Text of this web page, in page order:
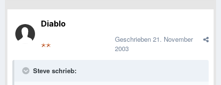
Diablo
Geschrieben 21. November
2003
Steve schrieb: